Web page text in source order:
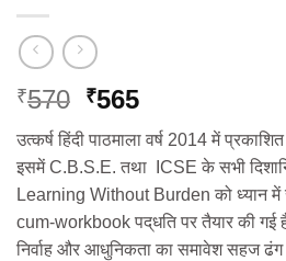
₹570 Original
was:
₹570.
₹565Current
price
is:
₹565.
उत्कर्ष हिंदी पाठमाला वर्ष 2014 में
इसमें ‌C.B.S.E. तथा ICSE के सभी
‌Learning Without Burden को ध्यान में
cum-workbook पद्‌धति पर तैयार की गई
निर्वाह और आधुनिकता का समावेश सहज ढंग